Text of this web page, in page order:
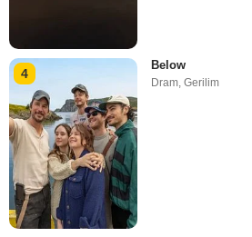
4
Below
Dram,Gerilim